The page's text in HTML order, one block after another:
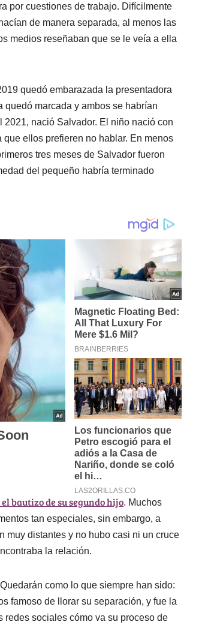
por cuestiones de trabajo. Difícilmente
de manera separada, al menos las
medios reseñaban que se le veía a ella
quedó embarazada la presentadora
marcada y ambos se habrían
nació Salvador. El niño nació con
ellos prefieren no hablar. En menos
tres meses de Salvador fueron
del pequeño habría terminado
bautizo de su segundo hijo. Muchos
tan especiales, sin embargo, a
muy distantes y no hubo casi ni un cruce
la relación.
como lo que siempre han sido:
famoso de llorar su separación, y fue la
sociales cómo va su proceso de